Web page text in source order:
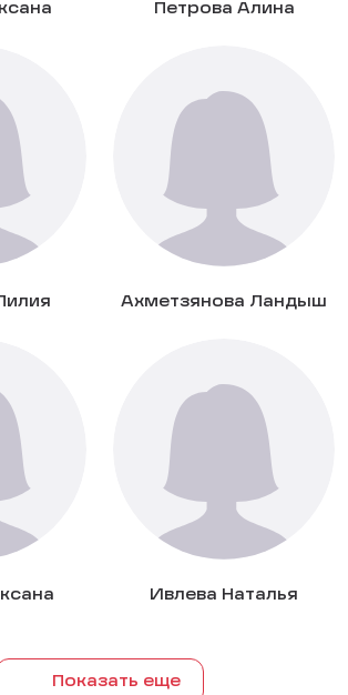
Петрова Алина
Ахметзянова Ландыш
Ивлева Наталья
Показать еще